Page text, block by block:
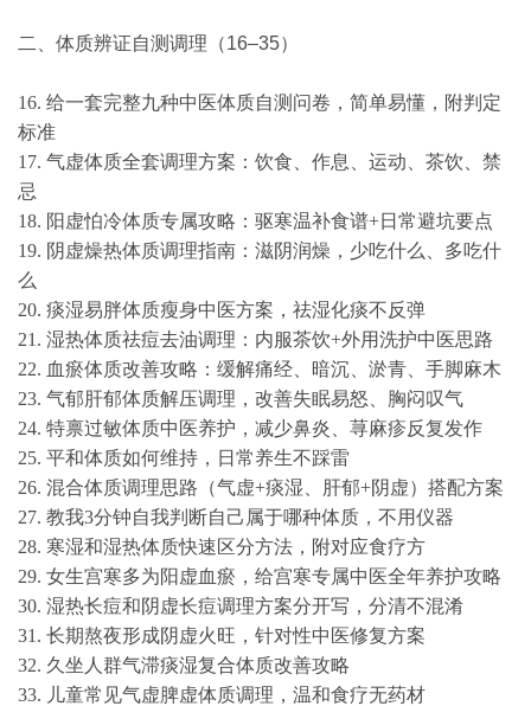
二、体质辨证自测调理（16–35）
16. 给一套完整九种中医体质自测问卷，简单易懂，附判定
标准
17. 气虚体质全套调理方案：饮食、作息、运动、茶饮、禁
忌
18. 阳虚怕冷体质专属攻略：驱寒温补食谱+日常避坑要点
19. 阴虚燥热体质调理指南：滋阴润燥，少吃什么、多吃什
么
20. 痰湿易胖体质瘦身中医方案，祛湿化痰不反弹
21. 湿热体质祛痘去油调理：内服茶饮+外用洗护中医思路
22. 血瘀体质改善攻略：缓解痛经、暗沉、淤青、手脚麻木
23. 气郁肝郁体质解压调理，改善失眠易怒、胸闷叹气
24. 特禀过敏体质中医养护，减少鼻炎、荨麻疹反复发作
25. 平和体质如何维持，日常养生不踩雷
26. 混合体质调理思路（气虚+痰湿、肝郁+阴虚）搭配方案
27. 教我3分钟自我判断自己属于哪种体质，不用仪器
28. 寒湿和湿热体质快速区分方法，附对应食疗方
29. 女生宫寒多为阳虚血瘀，给宫寒专属中医全年养护攻略
30. 湿热长痘和阴虚长痘调理方案分开写，分清不混淆
31. 长期熬夜形成阴虚火旺，针对性中医修复方案
32. 久坐人群气滞痰湿复合体质改善攻略
33. 儿童常见气虚脾虚体质调理，温和食疗无药材